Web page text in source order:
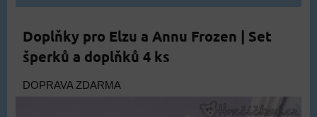
Doplňky pro Elzu a Annu Frozen | Set
šperků a doplňků 4 ks
DOPRAVA ZDARMA